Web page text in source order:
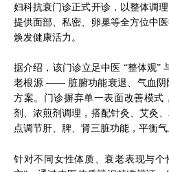
妇科抗衰门诊正式开诊，以整体调
提供面部、私密、卵巢等全方位中
焕发健康活力。
据介绍，该门诊立足中医 “整体观”
老根源 —— 脏腑功能衰退、气血阴
方案。门诊摒弃单一表面改善模式
剂、浓煎剂调理，搭配针灸、艾灸
点调节肝、脾、肾三脏功能，平衡
针对不同女性体质、衰老表现与